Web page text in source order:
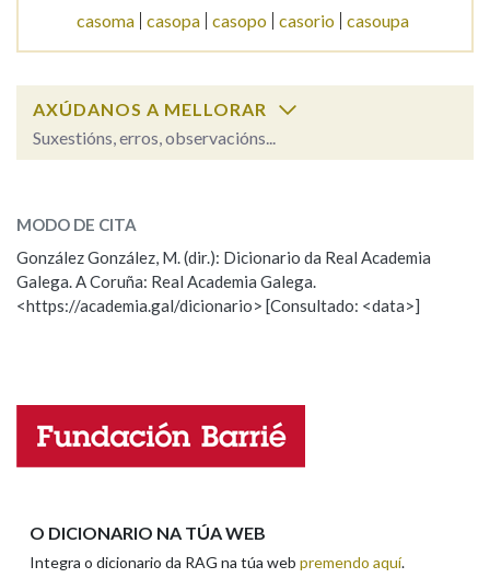
Nas definicións
Nos exemplos
OUTRAS OPCIÓNS DE BUSCA
Pertence a
casoma
casopa casopo casorio casoupa
AXÚDANOS A MELLORAR
Suxestións, erros, observacións...
ESCOLLE UNHA OPCIÓN:
Observación Hai un erro na palabra
Propoño mellorar a definición
Nome
MODO DE CITA
González González, M. (dir.): Dicionario da Real Academia
Galega. A Coruña: Real Academia Galega.
<https://academia.gal/dicionario> [Consultado: <data>]
O DICIONARIO NA TÚA WEB
Integra o dicionario da RAG na túa web premendo aquí.